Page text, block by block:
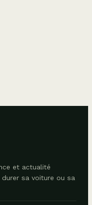
et actualité
sa voiture ou sa